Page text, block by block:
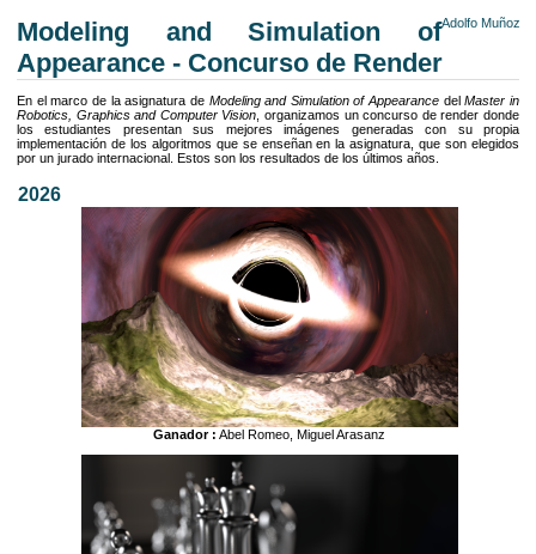
Adolfo Muñoz
Modeling and Simulation of
Appearance - Concurso de Render
En el marco de la asignatura de Modeling and Simulation of Appearance delMaster in
Robotics, Graphics and Computer Vision , organizamos un concurso de render donde
los estudiantes presentan sus mejores imágenes generadas con su propia
implementación de los algoritmos que se enseñan en la asignatura, que son elegidos
por un jurado internacional. Estos son los resultados de los últimos años.
2026
Ganador : Abel Romeo, Miguel Arasanz